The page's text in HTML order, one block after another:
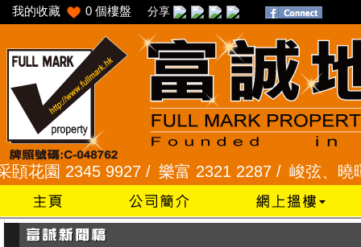
我的收藏 0 個樓盤 分享
2345 9927 /樂富 2321 2287 /峻弦、曉暉花